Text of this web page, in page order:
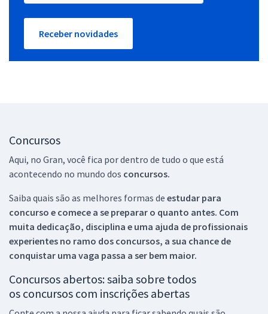
Receber novidades
Concursos
Aqui, no Gran, você fica por dentro de tudo o que está
acontecendo no mundo dos concursos.
Saiba quais são as melhores formas de estudar para
concurso e comece a se preparar o quanto antes. Com
muita dedicação, disciplina e uma ajuda de profissionais
experientes no ramo dos concursos, a sua chance de
conquistar uma vaga passa a ser bem maior.
Concursos abertos: saiba sobre todos
os concursos com inscrições abertas